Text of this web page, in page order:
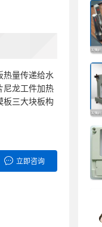
热量传递给水
尼龙工件加热
板三大块板构
立即咨询